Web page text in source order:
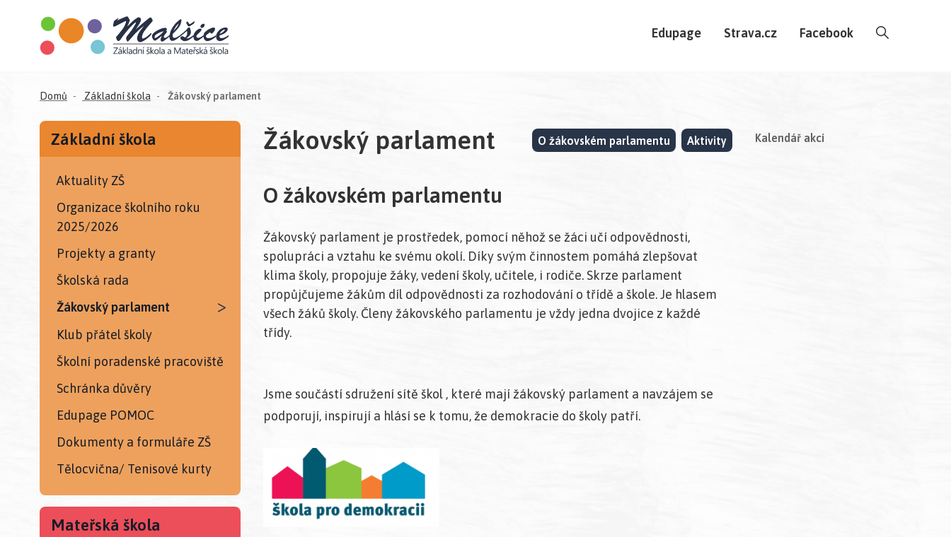
Edupage Strava.cz Facebook
Domů Základní škola Žákovský parlament
Základní škola
Aktuality ZŠ
Organizace školního roku
2025/2026
Projekty a granty
Školská rada
Žákovský parlament
>
Klub přátel školy
Školní poradenské pracoviště
Schránka důvěry
Edupage POMOC
Dokumenty a formuláře ZŠ
Tělocvična/ Tenisové kurty
Mateřská škola
Žákovský parlament O žákovském parlamentu Aktivity
O žákovském parlamentu
Žákovský parlament je prostředek, pomocí něhož se žáci učí odpovědnosti,
spolupráci a vztahu ke svému okolí. Díky svým činnostem pomáhá zlepšovat
klima školy, propojuje žáky, vedení školy, učitele, i rodiče. Skrze parlament
propůjčujeme žákům díl odpovědnosti za rozhodování o třídě a škole. Je hlasem
všech žáků školy. Členy žákovského parlamentu je vždy jedna dvojice z každé
třídy.
Jsme součástí sdružení sítě škol , které mají žákovský parlament a navzájem se
podporují, inspirují a hlásí se k tomu, že demokracie do školy patří.
Kalendář akcí